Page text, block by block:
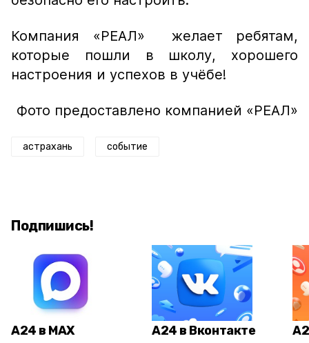
Компания «РЕАЛ» желает ребятам,
которые пошли в школу, хорошего
настроения и успехов в учёбе!
Фото предоставлено компанией «РЕАЛ»
астрахань событие
Подпишись!
А24 в MAX А24 в Вконтакте